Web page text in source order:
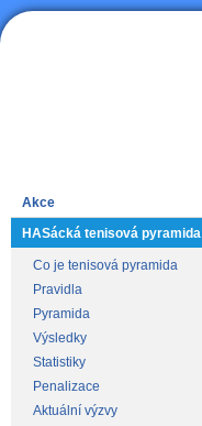
Akce
HASácká tenisová pyramida
Co je tenisová pyramida
Pravidla
Pyramida
Výsledky
Statistiky
Penalizace
Aktuální výzvy